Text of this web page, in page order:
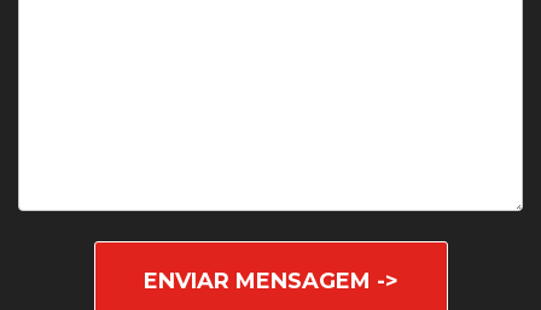
ENVIAR MENSAGEM ->